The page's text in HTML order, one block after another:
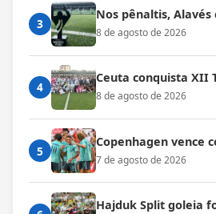
3
Nos pênaltis,
8 de agosto de 2026
4
Ceuta conquista XII
8 de agosto de 2026
5
Copenhagen vence
7 de agosto de 2026
Hajduk Split goleia